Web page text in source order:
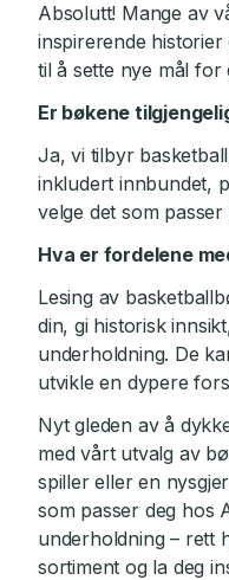
Absolutt! Mange av
inspirerende
til å sette nye mål for
Er bøkene
Ja, vi tilbyr
inkludert innbundet,
velge det som
Hva er fordelene
Lesing av
din, gi historisk
underholdning. De
utvikle en dypere
Nyt gleden av å
med vårt utvalg av
spiller eller en
som passer deg hos
underholdning – rett
sortiment og la deg